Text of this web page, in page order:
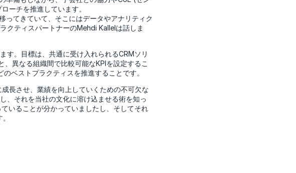
ーチを推進しています。
ってきていて、そこにはデータやアナリティク
クティスパートナーのMehdi Kallelは話しま
す。目標は、共通に受け入れられるCRMソリ
異なる組織間で比較可能なKPIを設定するこ
ベストプラクティスを推進することです。
長させ、業績を向上していくための不可欠な
、それを当社の文化に溶け込ませる術を知っ
いることが分かっていましたし、そしてそれ